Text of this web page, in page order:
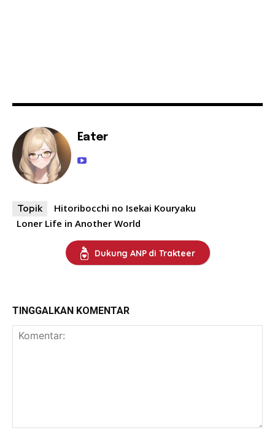
Eater
Topik
Hitoribocchi no Isekai Kouryaku
Loner Life in Another World
Dukung ANP di Trakteer
TINGGALKAN KOMENTAR